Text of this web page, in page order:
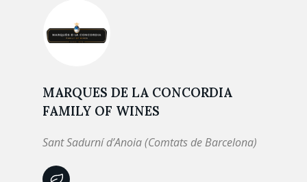
MARQUES DE LA CONCORDIA
FAMILY OF WINES
Sant Sadurní d’Anoia (Comtats de Barcelona)